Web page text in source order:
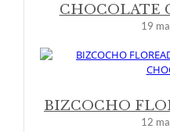
CHOCOLATE
19
BIZCOCHO
12